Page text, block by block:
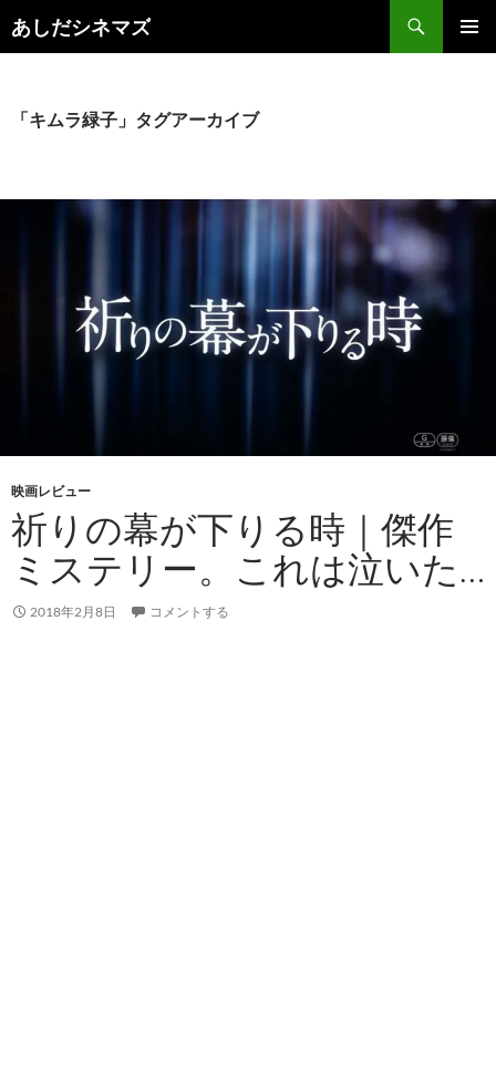
ン
キ
あしだシネマズ
索
「キムラ緑子」タグアーカイブ
映画レビュー
祈りの幕が下りる時｜傑作
ミステリー。これは泣いた…
2018年2月8日 コメントする